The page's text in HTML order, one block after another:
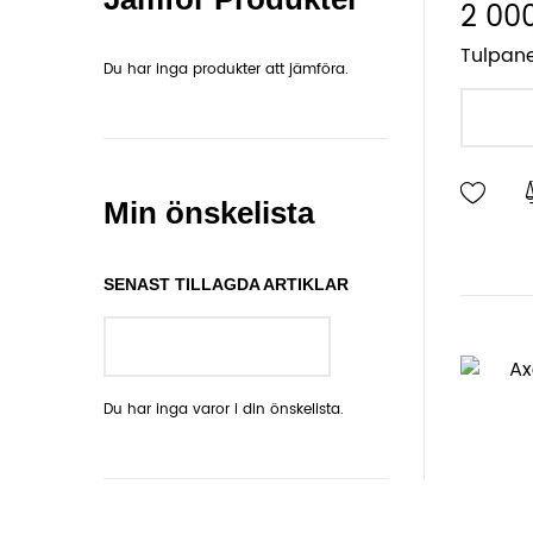
2
Du har inga produkter att jämföra.
Min önskelista
SENAST TILLAGDA ARTIKLAR
Du har inga varor i din önskelista.